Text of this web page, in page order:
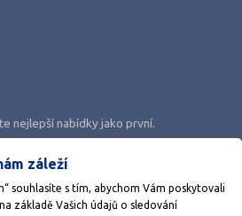
nejlepší nabídky jako první.
záleží
souhlasíte s tím, abychom Vám poskytovali
základě Vašich údajů o sledování